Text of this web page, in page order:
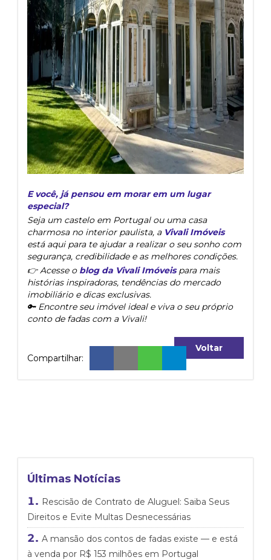
E você, já pensou em morar em um lugar
especial?
Seja um castelo em Portugal ou uma casa
charmosa no interior paulista, aVivali Imóveis
está aqui para te ajudar a realizar o seu sonho com
segurança, credibilidade e as melhores condições.
👉 Acesse o blog da Vivali Imóveispara mais
histórias inspiradoras, tendências do mercado
imobiliário e dicas exclusivas.
🔑 Encontre seu imóvel ideal e viva o seu próprio
conto de fadas com a Vivali!
Compartilhar:
Voltar
Últimas Notícias
Rescisão de Contrato de Aluguel: Saiba Seus
Direitos e Evite Multas Desnecessárias
A mansão dos contos de fadas existe — e está
à venda por R$ 153 milhões em Portugal